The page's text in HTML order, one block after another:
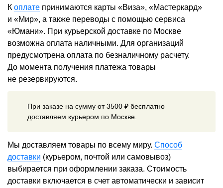
К оплате принимаются карты «Виза», «Мастеркард»
и «Мир», а также переводы с помощью сервиса
«Юмани». При курьерской доставке по Москве
возможна оплата наличными. Для организаций
предусмотрена оплата по безналичному расчету.
До момента получения платежа товары
не резервируются.
При заказе на сумму от 3500 ₽ бесплатно
доставляем курьером по Москве.
Мы доставляем товары по всему миру. Способ
доставки (курьером, почтой или самовывоз)
выбирается при оформлении заказа. Стоимость
доставки включается в счет автоматически и зависит